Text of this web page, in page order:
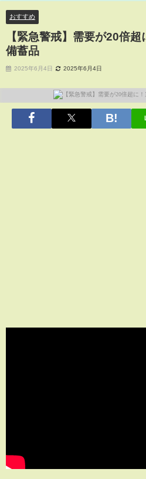
おすすめ
【緊急警戒】需要が20倍
備蓄品
2025年6月4日 2025年6月4日